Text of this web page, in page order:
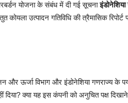
योजना के संबंध में दी गई सूचना
कोयला उत्पादन गतिविधि की त्रैमासिक
और ऊर्जा विभाग और इंडोनेशिया गणराज्य के
दिया? क्या यह इस कंपनी को अनुचित पक्ष